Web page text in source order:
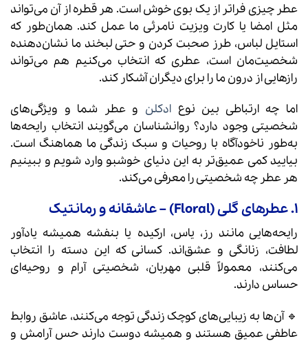
عطر چیزی فراتر از یک بوی خوش است. هر قطره از آن می‌تواند
مثل امضا یا کارت ویزیت نامرئی ما عمل کند. همان‌طور که
استایل لباس، طرز صحبت کردن و حتی لبخند ما نشان‌دهنده
شخصیت‌مان است، عطری که انتخاب می‌کنیم هم می‌تواند
رازهایی از درون ما را برای دیگران آشکار کند.
اما چه ارتباطی بین نوع ادکلن و عطر شما و ویژگی‌های
شخصیتی وجود دارد؟ روانشناسان می‌گویند انتخاب رایحه‌ها
به‌طور ناخودآگاه با روحیات و سبک زندگی ما هماهنگ است.
بیایید کمی عمیق‌تر به این دنیای خوشبو وارد شویم و ببینیم
هر عطر چه شخصیتی را معرفی می‌کند.
۱. عطرهای گلی (Floral) – عاشقانه و رمانتیک
رایحه‌هایی مانند رز، یاس، ارکیده یا بنفشه همیشه یادآور
لطافت، زنانگی و عشق‌اند. کسانی که این دسته را انتخاب
می‌کنند، معمولاً قلبی مهربان، شخصیتی آرام و روحیه‌ای
حساس دارند.
🔹 آن‌ها به زیبایی‌های کوچک زندگی توجه می‌کنند، عاشق روابط
عاطفی عمیق هستند و همیشه دوست دارند حس آرامش و